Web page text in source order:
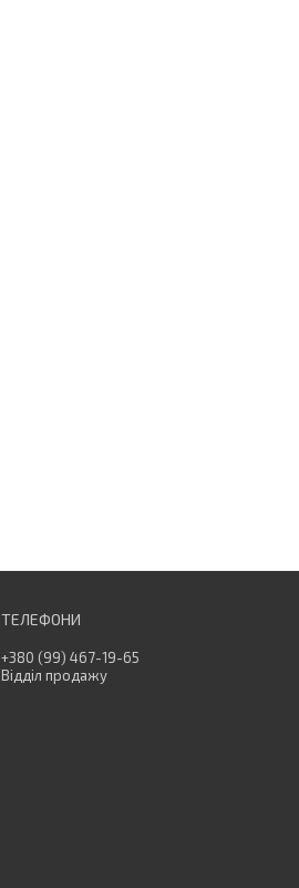
+380 (99) 467-19-65
Відділ продажу